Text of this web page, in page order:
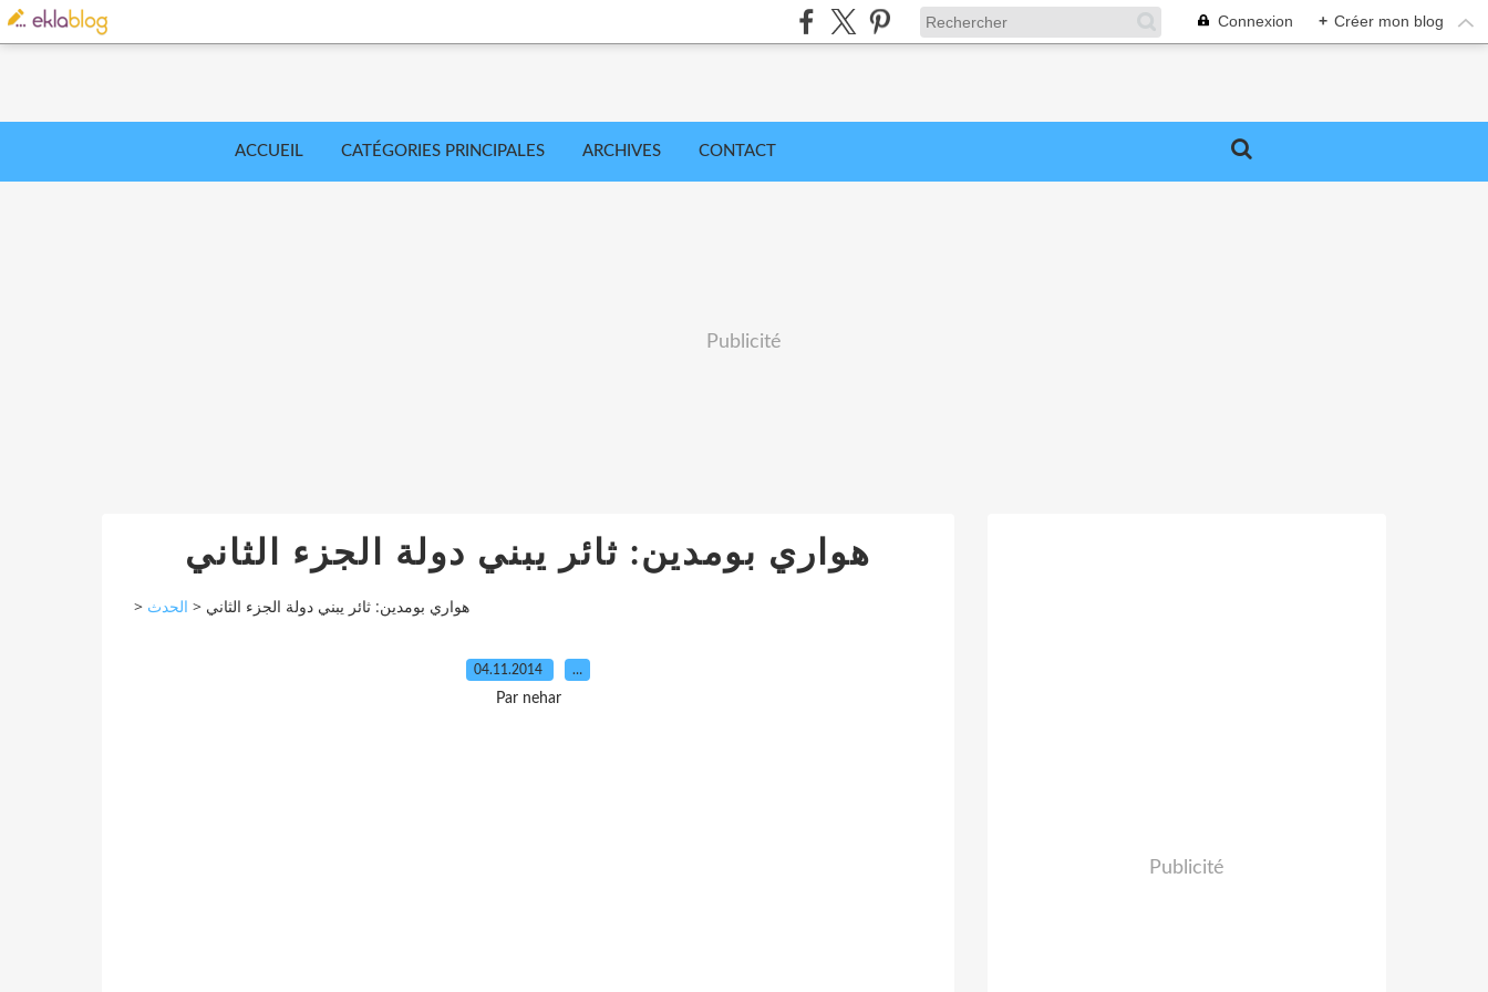
Connexion + Créer mon blog
ACCUEIL CATÉGORIES PRINCIPALES ARCHIVES CONTACT
Publicité
هواري بومدين: ثائر يبني دولة الجزء الثاني
> الحدث > هواري بومدين: ثائر يبني دولة الجزء الثاني
04.11.2014 …
Par nehar
Publicité